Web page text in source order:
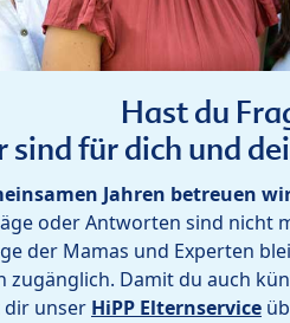
Hast du
sind für dich und
Jahren betreuen
oder Antworten sind nicht
der Mamas und Experten
zugänglich. Damit du auch
unser HiPP Elternservice